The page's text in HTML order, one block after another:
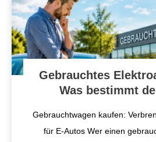
Gebrauchtes
Was bestimmt
Gebrauchtwagen kaufen:
für E-Autos Wer einen